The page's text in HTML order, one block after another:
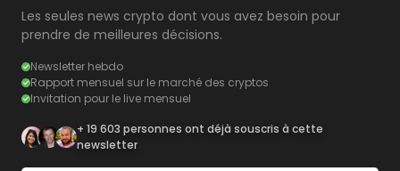
Les seules news crypto dont vous avez besoin pour
prendre de meilleures décisions.
Newsletter hebdo
Rapport mensuel sur le marché des cryptos
Invitation pour le live mensuel
+ 19 603 personnes ont déjà souscris à cette
newsletter